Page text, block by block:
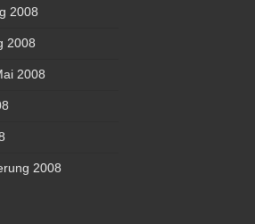
2008
2008
2008
2008